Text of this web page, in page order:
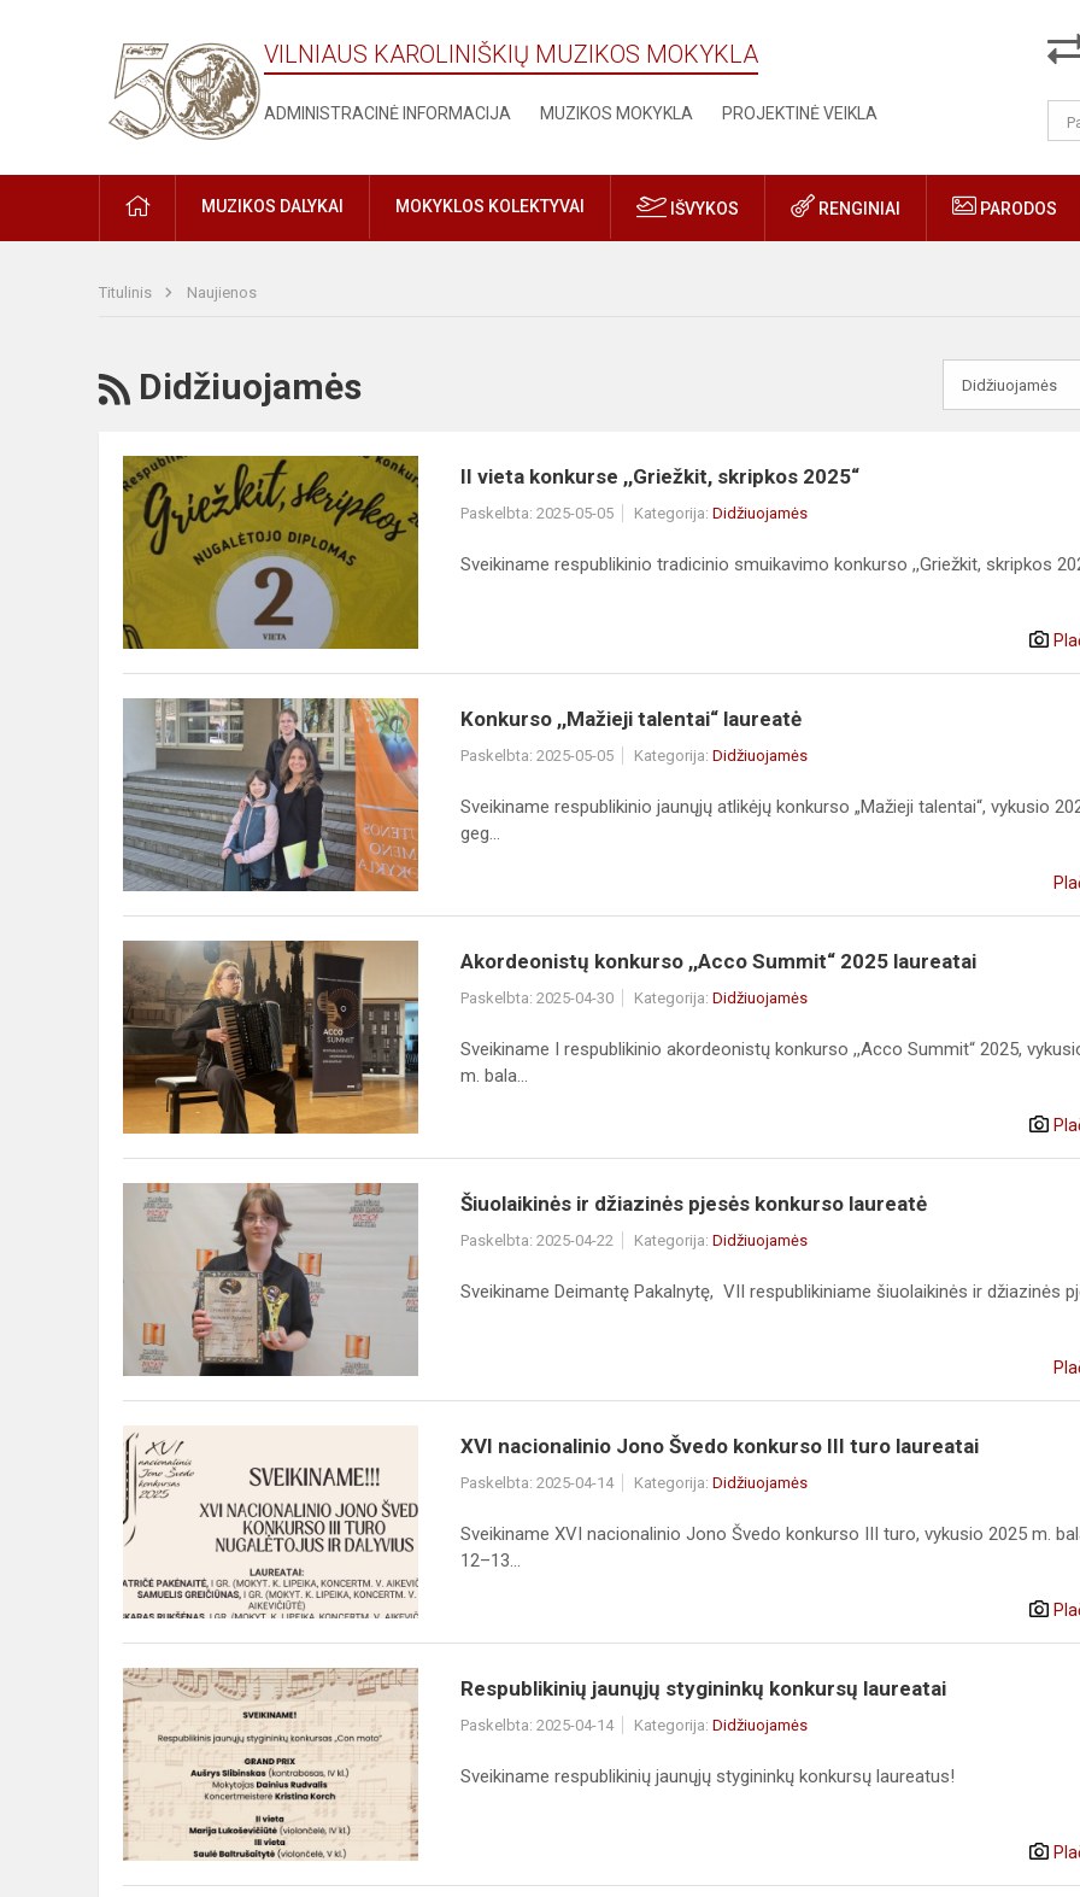
VILNIAUS KAROLINIŠKIŲ MUZIKOS MOKYKLA
ADMINISTRACINĖ INFORMACIJA MUZIKOS MOKYKLA PROJEKTINĖ VEIKLA
MUZIKOS DALYKAI MOKYKLOS KOLEKTYVAI IŠVYKOS RENGINIAI PARODOS
Titulinis Naujienos
Didžiuojamės
II vieta konkurse ,,Griežkit, skripkos 2025“
Paskelbta: 2025-05-05 Kategorija: Didžiuojamės
Sveikiname respublikinio tradicinio smuikavimo konkurso ,,Griežkit, skripkos
Konkurso ,,Mažieji talentai“ laureatė
Paskelbta: 2025-05-05 Kategorija: Didžiuojamės
Sveikiname respublikinio jaunųjų atlikėjų konkurso „Mažieji talentai“, vykusio
geg...
Akordeonistų konkurso ,,Acco Summit“ 2025 laureatai
Paskelbta: 2025-04-30 Kategorija: Didžiuojamės
Sveikiname I respublikinio akordeonistų konkurso ,,Acco Summit“ 2025,
m. bala...
Šiuolaikinės ir džiazinės pjesės konkurso laureatė
Paskelbta: 2025-04-22 Kategorija: Didžiuojamės
Sveikiname Deimantę Pakalnytę, VII respublikiniame šiuolaikinės ir džiazinės
XVI nacionalinio Jono Švedo konkurso III turo laureatai
Paskelbta: 2025-04-14 Kategorija: Didžiuojamės
Sveikiname XVI nacionalinio Jono Švedo konkurso III turo, vykusio 2025 m.
12–13...
Respublikinių jaunųjų stygininkų konkursų laureatai
Paskelbta: 2025-04-14 Kategorija: Didžiuojamės
Sveikiname respublikinių jaunųjų stygininkų konkursų laureatus!